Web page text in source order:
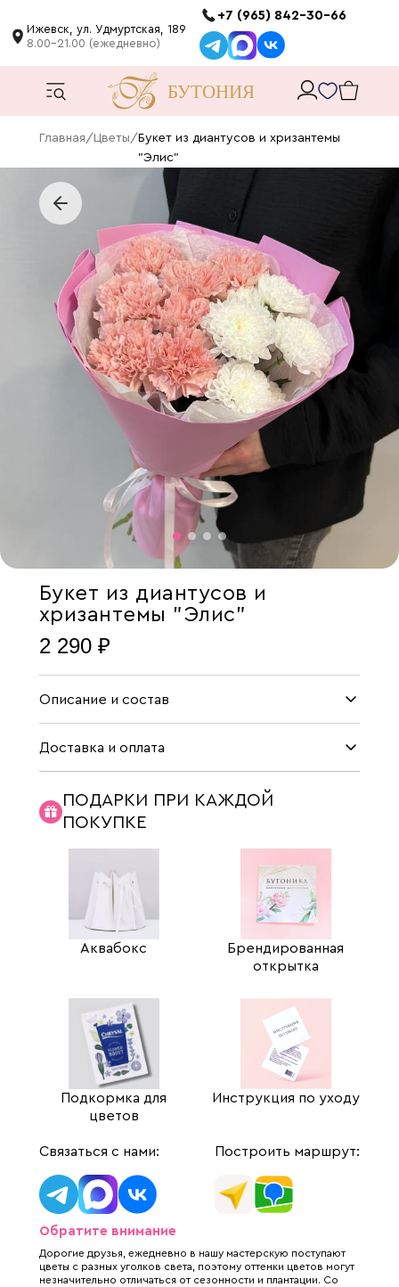
Ижевск, ул. Удмуртская, 189
8.00-21.00 (ежедневно)
+7 (965) 842-30-66
Главная/ Цветы/ Букет из диантусов и хризантемы
"Элис"
Букет из диантусов и
хризантемы "Элис"
2 290 ₽
Описание и состав
Доставка и оплата
ПОДАРКИ ПРИ КАЖДОЙ
ПОКУПКЕ
Аквабокс
Брендированная
открытка
Подкормка для
цветов
Инструкция по уходу
Связаться с нами: Построить маршрут:
Обратите внимание
Дорогие друзья, ежедневно в нашу мастерскую поступают
цветы с разных уголков света, поэтому оттенки цветов могут
незначительно отличаться от сезонности и плантации. Со